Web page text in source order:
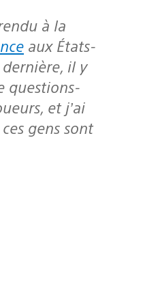
à la
aux États-
dernière, il y
questions-
et j’ai
gens sont